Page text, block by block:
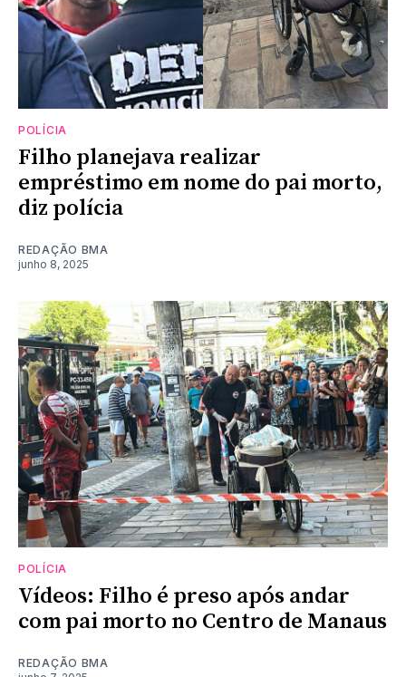
POLÍCIA
Filho planejava realizar
empréstimo em nome do pai morto,
diz polícia
REDAÇÃO BMA
junho 8, 2025
POLÍCIA
Vídeos: Filho é preso após andar
com pai morto no Centro de Manaus
REDAÇÃO BMA